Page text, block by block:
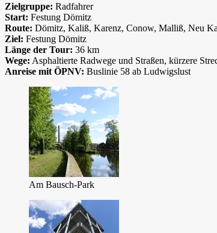
Zielgruppe: Radfahrer
Start: Festung Dömitz
Route: Dömitz, Kaliß, Karenz, Conow, Malliß, Neu
Ziel: Festung Dömitz
Länge der Tour: 36 km
Wege: Asphaltierte Radwege und Straßen, kürzere
Anreise mit ÖPNV: Buslinie 58 ab Ludwigslust
Am Bausch-Park